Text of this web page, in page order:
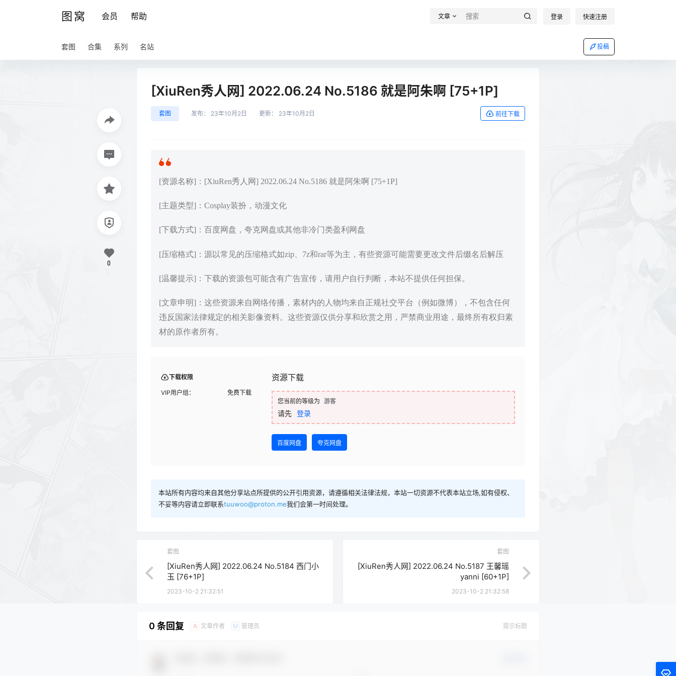
图窝 会员 帮助 文章 登录 快速注册
套图 合集 系列 名站 投稿
[XiuRen秀人网] 2022.06.24 No.5186 就是阿朱啊 [75+1P]
套图 发布： 23年10月2日 更新： 23年10月2日 前往下载
[资源名称]：[XiuRen秀人网] 2022.06.24 No.5186 就是阿朱啊 [75+1P]
[主题类型]：Cosplay装扮，动漫文化
[下载方式]：百度网盘，夸克网盘或其他非冷门类盈利网盘
[压缩格式]：源以常见的压缩格式如zip、7z和rar等为主，有些资源可能需要更改文件后缀名后解压
[温馨提示]：下载的资源包可能含有广告宣传，请用户自行判断，本站不提供任何担保。
[文章申明]：这些资源来自网络传播，素材内的人物均来自正规社交平台（例如微博），不包含任何
违反国家法律规定的相关影像资料。这些资源仅供分享和欣赏之用，严禁商业用途，最终所有权归素
材的原作者所有。
下载权限
VIP用户组： 免费下载
资源下载
您当前的等级为 游客
请先 登录
百度网盘 夸克网盘
本站所有内容均来自其他分享站点所提供的公开引用资源，请遵循相关法律法规，本站一切资源不代表本站立场,如有侵权、
不妥等内容请立即联系tuuwoo@proton.me我们会第一时间处理。
0
套图
[XiuRen秀人网] 2022.06.24 No.5184 西门小
玉 [76+1P]
2023-10-2 21:32:51
套图
[XiuRen秀人网] 2022.06.24 No.5187 王馨瑶
yanni [60+1P]
2023-10-2 21:32:58
0 条回复 A 文章作者 M 管理员 提示标题